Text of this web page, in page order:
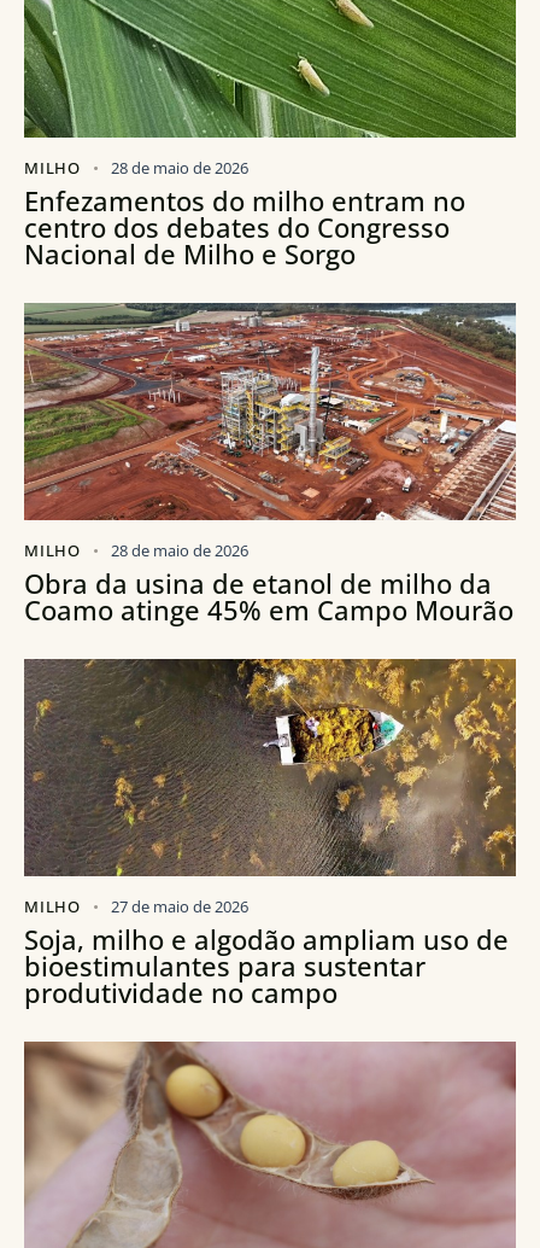
MILHO 28 de maio de 2026
Enfezamentos do milho entram no
centro dos debates do Congresso
Nacional de Milho e Sorgo
MILHO 28 de maio de 2026
Obra da usina de etanol de milho da
Coamo atinge 45% em Campo Mourão
MILHO 27 de maio de 2026
Soja, milho e algodão ampliam uso de
bioestimulantes para sustentar
produtividade no campo